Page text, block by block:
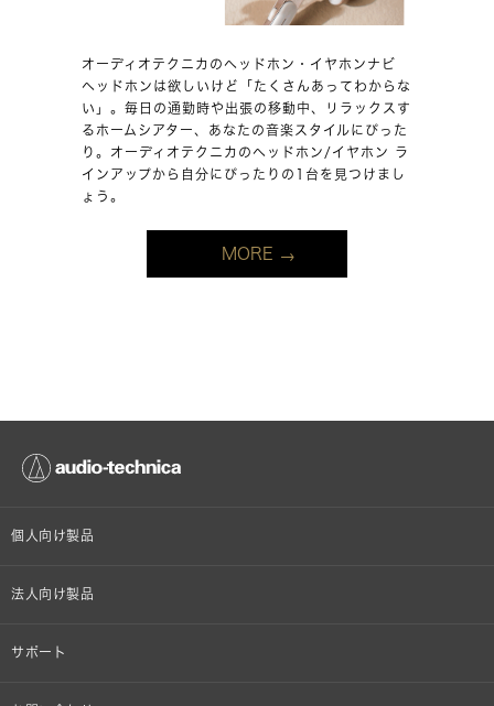
オーディオテクニカのヘッドホン・イヤホンナビ
ヘッドホンは欲しいけど「たくさんあってわからな
い」。毎日の通勤時や出張の移動中、リラックスす
るホームシアター、あなたの音楽スタイルにぴった
り。オーディオテクニカのヘッドホン/イヤホン ラ
インアップから自分にぴったりの1台を見つけまし
ょう。
MORE
個人向け製品
オンラインストア限定
法人向け製品
設備音響機器
サポート